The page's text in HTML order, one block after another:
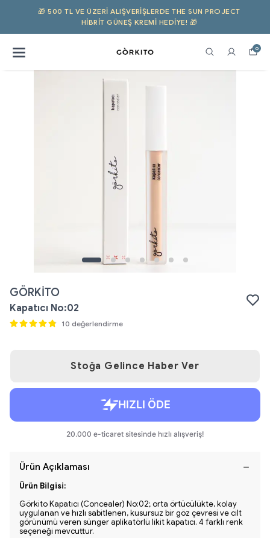
🎁 500 TL VE ÜZERI ALIŞVERIŞLERDE THE SUN PROJECT
HIBRIT GÜNEŞ KREMI HEDİYE! 🎁
0
GÖRKİTO
Kapatıcı No:02
10 değerlendirme
Stoğa Gelince Haber Ver
Ürün Açıklaması
Ürün Bilgisi:
Görkito Kapatıcı (Concealer) No:02; orta örtücülükte, kolay
uygulanan ve hızlı sabitlenen, kusursuz bir göz çevresi ve cilt
görünümü veren sünger aplikatörlü likit kapatıcı. 4 farklı renk
seçeneği mevcuttur.